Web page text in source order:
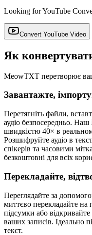
Looking for YouTube
Convert YouTube Video
Як
MeowTXT перетворює
Завантажте,
Перетягніть файли,
аудіо безпосередньо. Наш
швидкістю 40× в
Розшифруйте аудіо в
спікерів та часовими
безкоштовні для всіх
Перекладайте,
Переглядайте за
миттєво перекладайте на
підсумки або
ваших записів. Ідеально
текст.